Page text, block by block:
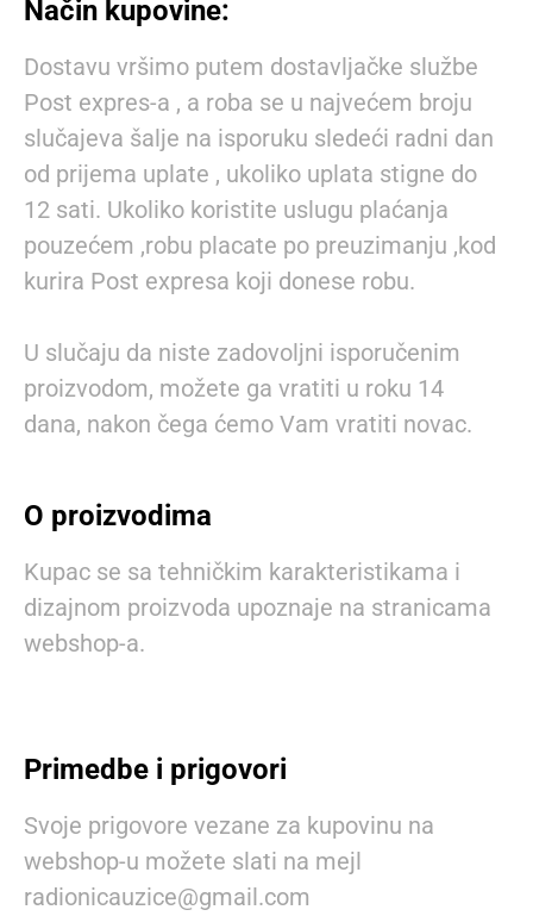
Način kupovine:
Dostavu vršimo putem dostavljačke službe
Post expres-a , a roba se u najvećem broju
slučajeva šalje na isporuku sledeći radni dan
od prijema uplate , ukoliko uplata stigne do
12 sati. Ukoliko koristite uslugu plaćanja
pouzećem ,robu placate po preuzimanju ,kod
kurira Post expresa koji donese robu.
U slučaju da niste zadovoljni isporučenim
proizvodom, možete ga vratiti u roku 14
dana, nakon čega ćemo Vam vratiti novac.
O proizvodima
Kupac se sa tehničkim karakteristikama i
dizajnom proizvoda upoznaje na stranicama
webshop-a.
Primedbe i prigovori
Svoje prigovore vezane za kupovinu na
webshop-u možete slati na mejl
radionicauzice@gmail.com